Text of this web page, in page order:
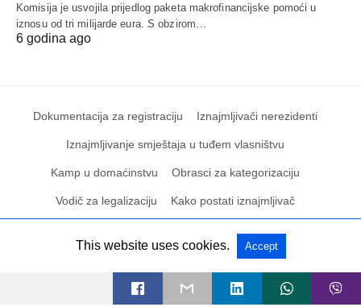
Komisija je usvojila prijedlog paketa makrofinancijske pomoći u
iznosu od tri milijarde eura. S obzirom…
6 godina ago
Dokumentacija za registraciju Iznajmljivači nerezidenti
Iznajmljivanje smještaja u tuđem vlasništvu
Kamp u domaćinstvu Obrasci za kategorizaciju
Vodič za legalizaciju Kako postati iznajmljivač
All Rights Reserved View Non-AMP Version
This website uses cookies. Accept